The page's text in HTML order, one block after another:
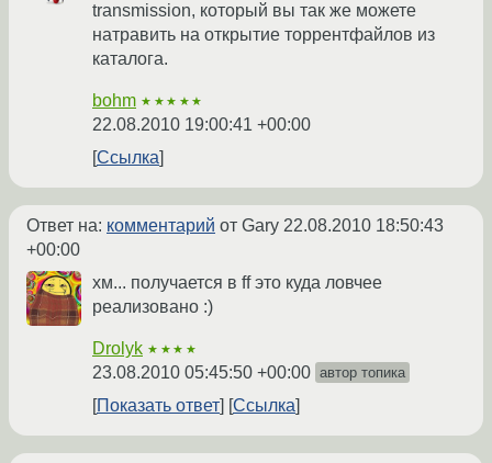
transmission, который вы так же можете
натравить на открытие торрентфайлов из
каталога.
bohm ★★★★★
22.08.2010 19:00:41 +00:00
Ссылка
Ответ на: комментарий от Gary 22.08.2010 18:50:43
+00:00
хм... получается в ff это куда ловчее
реализовано :)
Drolyk ★★★★
23.08.2010 05:45:50 +00:00 автор топика
Показать ответ Ссылка